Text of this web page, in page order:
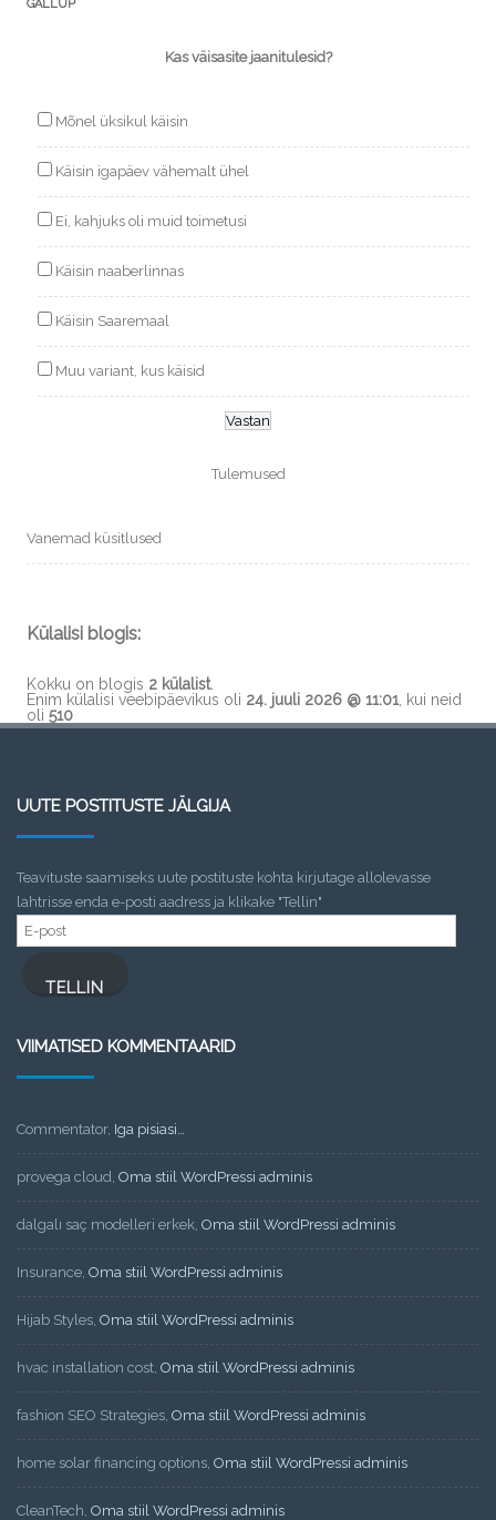
GALLUP
Kas väisasite jaanitulesid?
Mõnel üksikul käisin
Käisin igapäev vähemalt ühel
Ei, kahjuks oli muid toimetusi
Käisin naaberlinnas
Käisin Saaremaal
Muu variant, kus käisid
Tulemused
Vanemad küsitlused
Külalisi blogis:
Kokku on blogis 2 külalist.
Enim külalisi veebipäevikus oli 24. juuli 2026 @ 11:01 , kui neid
oli 510
UUTE POSTITUSTE JÄLGIJA
Teavituste saamiseks uute postituste kohta kirjutage allolevasse
lahtrisse enda e-posti aadress ja klikake "Tellin"
E-
post
TELLIN
VIIMATISED KOMMENTAARID
Commentator, Iga pisiasi…
provega cloud Oma stiil WordPressi adminis
dalgalı saç modelleri erkek Oma stiil WordPressi adminis
Insurance Oma stiil WordPressi adminis
Hijab Styles Oma stiil WordPressi adminis
hvac installation cost Oma stiil WordPressi adminis
fashion SEO Strategies Oma stiil WordPressi adminis
home solar financing options Oma stiil WordPressi adminis
CleanTech Oma stiil WordPressi adminis